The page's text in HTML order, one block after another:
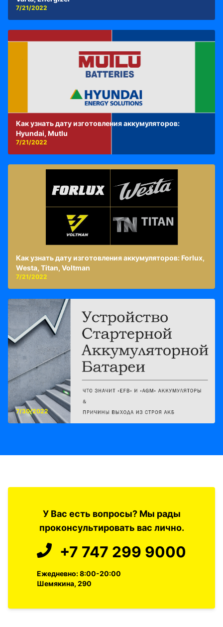
7/21/2022
Как узнать дату изготовления аккумуляторов:
Hyundai, Mutlu
7/21/2022
Как узнать дату изготовления аккумуляторов: Forlux,
Westa, Titan, Voltman
7/21/2022
7/30/2022
У Вас есть вопросы? Мы рады
проконсультировать вас лично.
+7 747 299 9000
Ежедневно: 8:00-20:00
Шемякина, 290